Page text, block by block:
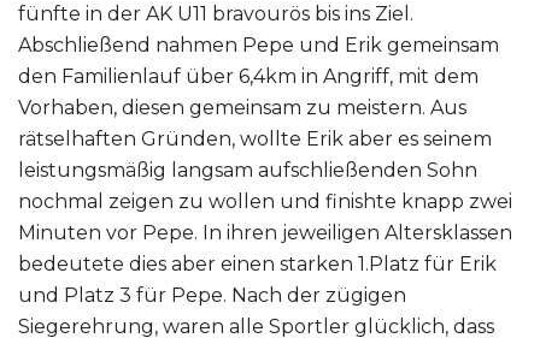
fünfte in der AK U11 bravourös bis ins Ziel.
Abschließend nahmen Pepe und Erik gemeinsam
den Familienlauf über 6,4km in Angriff, mit dem
Vorhaben, diesen gemeinsam zu meistern. Aus
rätselhaften Gründen, wollte Erik aber es seinem
leistungsmäßig langsam aufschließenden Sohn
nochmal zeigen zu wollen und finishte knapp zwei
Minuten vor Pepe. In ihren jeweiligen Altersklassen
bedeutete dies aber einen starken 1.Platz für Erik
und Platz 3 für Pepe. Nach der zügigen
Siegerehrung, waren alle Sportler glücklich, dass